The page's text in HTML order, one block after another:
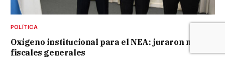
POLÍTICA
Oxígeno institucional para el NEA: juraron nuevos
fiscales generales